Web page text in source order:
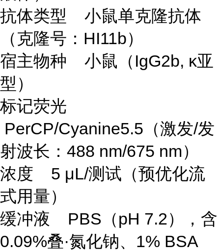
抗体类型 小鼠单克隆抗体
（克隆号：HI11b）
宿主物种 小鼠（IgG2b, κ亚
型）
标记荧光
PerCP/Cyanine5.5（激发/发
射波长：488 nm/675 nm）
浓度 5 μL/测试（预优化流
式用量）
缓冲液 PBS（pH 7.2），含
0.09%叠·氮化钠、1% BSA